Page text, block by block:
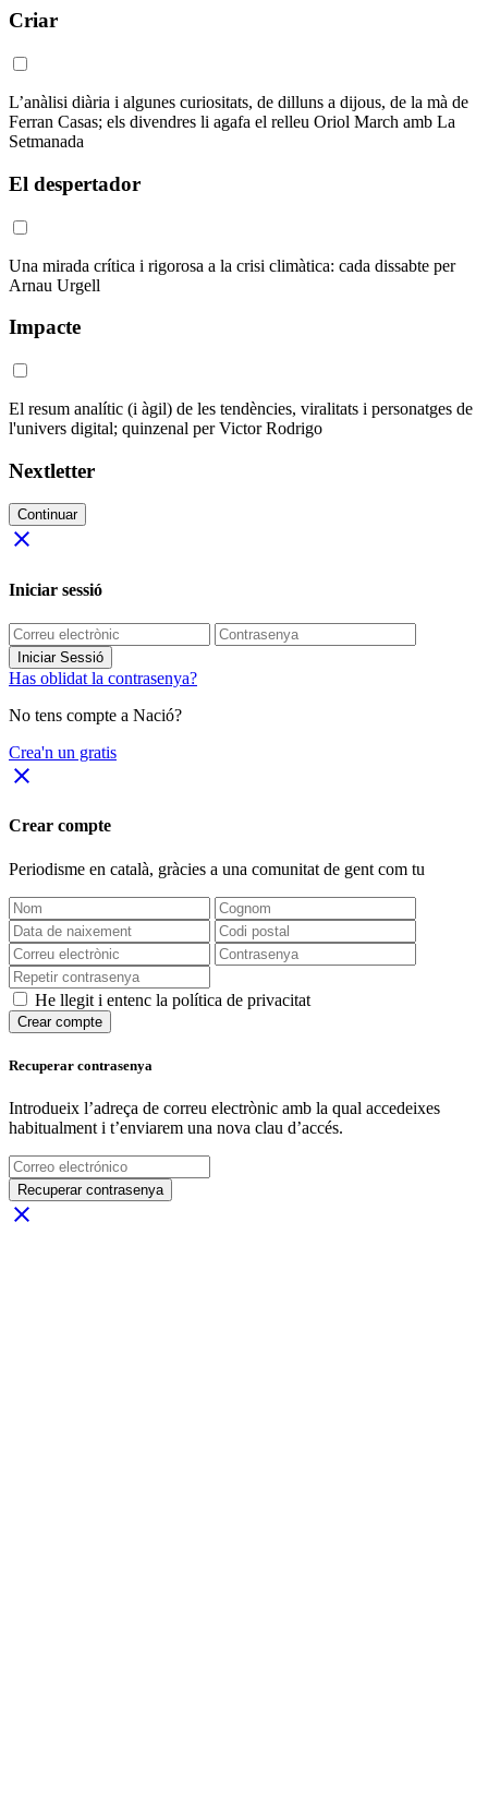
Criar
L’anàlisi diària i algunes curiositats, de dilluns a dijous, de la mà de
Ferran Casas; els divendres li agafa el relleu Oriol March amb La
Setmanada
El despertador
Una mirada crítica i rigorosa a la crisi climàtica: cada dissabte per
Arnau Urgell
Impacte
El resum analític (i àgil) de les tendències, viralitats i personatges de
l'univers digital; quinzenal per Victor Rodrigo
Nextletter
Continuar
close
Iniciar sessió
Iniciar Sessió
Has oblidat la contrasenya?
No tens compte a Nació?
Crea'n un gratis
close
Crear compte
Periodisme en català, gràcies a una comunitat de gent com tu
He llegit i entenc la política de privacitat
Crear compte
Recuperar contrasenya
Introdueix l’adreça de correu electrònic amb la qual accedeixes
habitualment i t’enviarem una nova clau d’accés.
Recuperar contrasenya
close